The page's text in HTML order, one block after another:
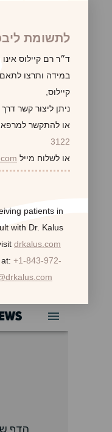
לתשומת
ד״ר רם קיילוס
במידה ותרצו לתאם
קיילוס,
ניתן ליצור קשר
או להתקשר
3122
או לשלוח מייל
patients in
with Dr. Kalus
drkalus.com
+1-843-972-